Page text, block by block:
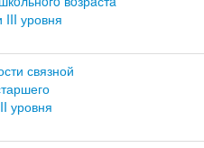
уровня
связной
уровня